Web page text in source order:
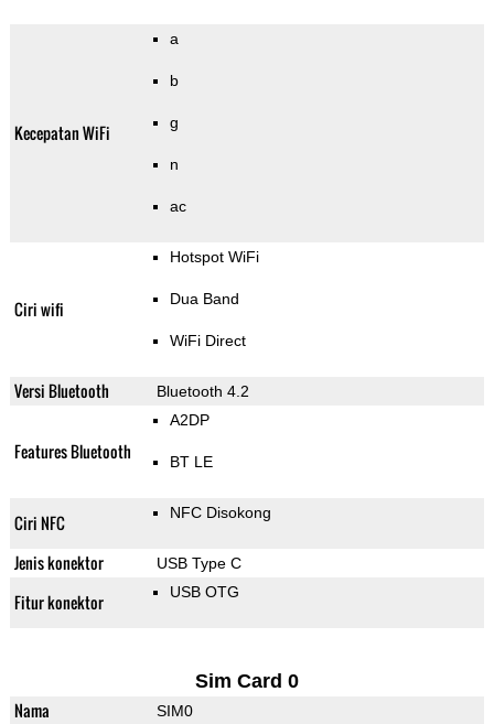
Kecepatan WiFi
a
b
g
n
ac
Ciri wifi
Hotspot WiFi
Dua Band
WiFi Direct
Versi Bluetooth Bluetooth 4.2
Features Bluetooth
A2DP
BT LE
Ciri NFC NFC Disokong
Jenis konektor USB Type C
Fitur konektor USB OTG
Sim Card 0
Nama SIM0